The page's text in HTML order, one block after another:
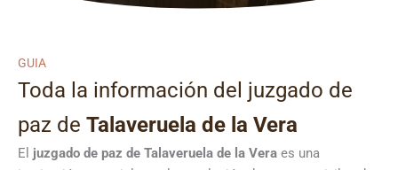
GUIA
Toda la información del juzgado de
paz de Talaveruela de la Vera
El juzgado de paz de Talaveruela de la Vera es una